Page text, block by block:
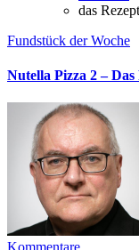
das Rezept
Fundstück der Woche
Nutella Pizza 2 – Das